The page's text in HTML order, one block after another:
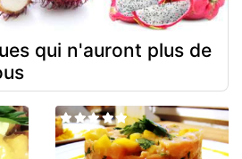
qui n'auront plus de